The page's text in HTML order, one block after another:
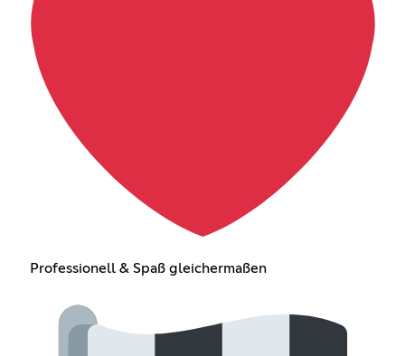
Professionell & Spaß gleichermaßen